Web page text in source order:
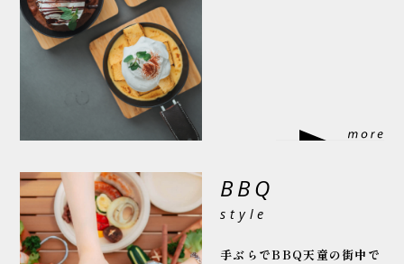
BBQ
style
手ぶらでBBQ天童の街中で